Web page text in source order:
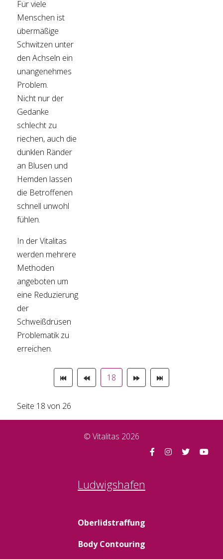
Für viele
Menschen ist
übermäßige
Schwitzen unter
den Achseln ein
unangenehmes
Problem.
Nicht nur der
Gedanke
schlecht zu
riechen, auch die
dunklen Ränder
an Blusen und
Hemden lassen
die Betroffenen
schnell unwohl
fühlen.
In der Vitalitas
werden mehrere
Methoden
angeboten um
eine Reduzierung
der
Schweißdrüsen
Problematik zu
erreichen.
18
Seite 18 von 26
© Vitalitas 2026
Ludwigshafen
Oberlidstraffung
Body Contouring